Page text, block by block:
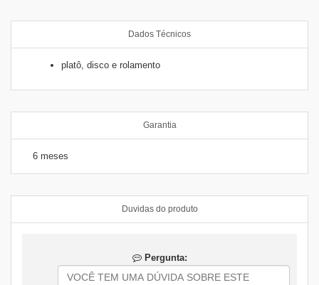
Dados Técnicos
platô, disco e rolamento
Garantia
6 meses
Duvidas do produto
Pergunta: